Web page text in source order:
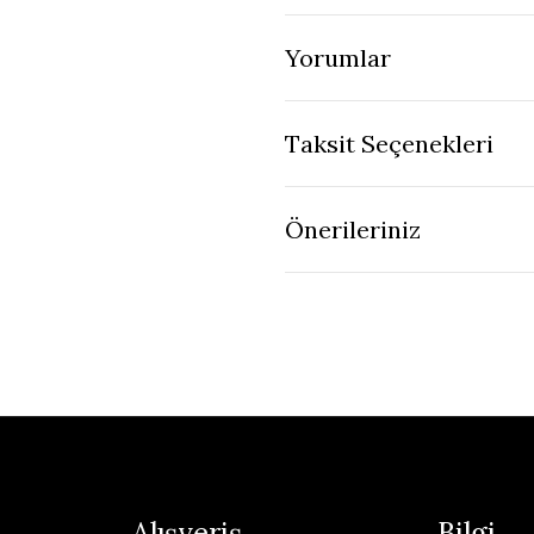
Yorumlar
Taksit Seçenekleri
Önerileriniz